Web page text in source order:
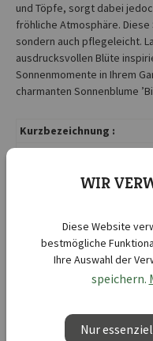
und Töpfe, sorgt dabei
fröhliche Atmosphäre.
sondern auch pflegeleicht.
ausdrucksvollen Blüte
Sonnenmomente in Ihrem
charmanten Sonnenblume
Kurzbezeichnung :
Abstand zwischen den
Aussaatzeit:
Blütenfarbe:
WIR
Diese Website
bestmögliche
Ihre Auswahl der
speichern.
Nur